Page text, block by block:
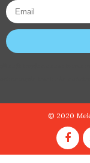
© 2020